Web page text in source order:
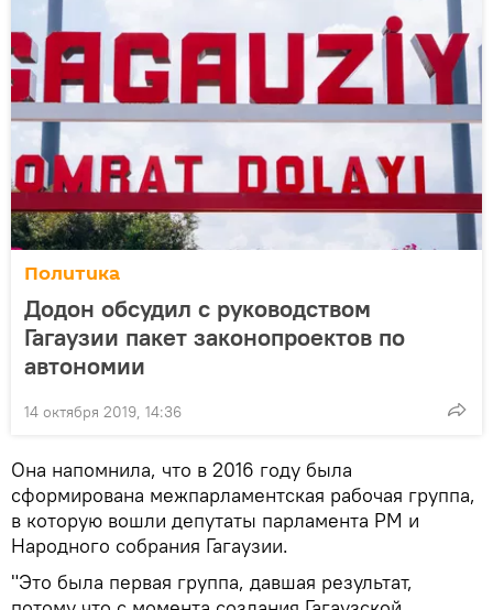
Политика
Додон обсудил с руководством
Гагаузии пакет законопроектов по
автономии
14 октября 2019, 14:36
Она напомнила, что в 2016 году была
сформирована межпарламентская рабочая группа,
в которую вошли депутаты парламента РМ и
Народного собрания Гагаузии.
"Это была первая группа, давшая результат,